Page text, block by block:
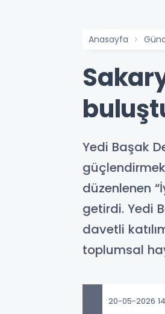
Anasayfa
Yedi Başak
düzenlenen
getirdi. Yedi
davetli
toplumsal
20-05-2026